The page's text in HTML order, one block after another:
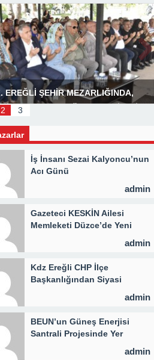
EREĞLİ ŞEHİR MEZARLIĞINDA,
PROGRAMI DÜZENLENDİ 3 BİN
2 3
İş İnsanı Sezai Kalyoncu’nun
Acı Günü
admin
Gazeteci KESKİN Ailesi
Memleketi Düzce’de Yeni
admin
Kdz Ereğli CHP İlçe
Başkanlığından Siyasi
admin
BEUN’un Güneş Enerjisi
Santrali Projesinde Yer
admin